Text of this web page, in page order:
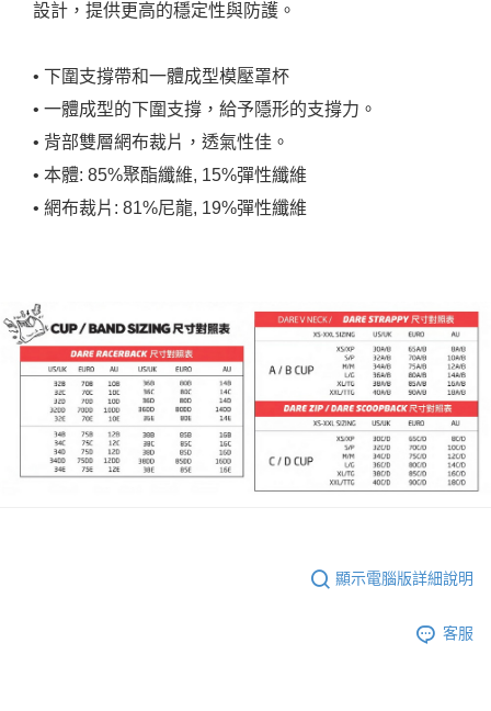
設計，提供更高的穩定性與防護。
• 下圍支撐帶和一體成型模壓罩杯
• 一體成型的下圍支撐，給予隱形的支撐力。
• 背部雙層網布裁片，透氣性佳。
• 本體: 85%聚酯纖維, 15%彈性纖維
• 網布裁片: 81%尼龍, 19%彈性纖維
顯示電腦版詳細說明
客服